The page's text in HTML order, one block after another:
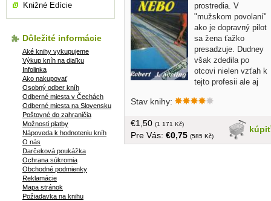
prostredia. V
"mužskom povolaní"
ako je dopravný pilot
sa žena ťažko
presadzuje. Dudney
však zdedila po
otcovi nielen vzťah k
tejto profesii ale aj
však predsa zlyhá v kritickej situácii
senzitivita. Ako to zvládne?...
brožovaná, 325 strán
Stav knihy:
kúpiť
€1,50 (1 171 Kč)
Pre Vás: €0,75 (585 Kč)
Knižné Edície
Dôležité informácie
Aké knihy vykupujeme
Výkup kníh na diaľku
Infolinka
Ako nakupovať
Osobný odber kníh
Odberné miesta v Čechách
Odberné miesta na Slovensku
Poštovné do zahraničia
Možnosti platby
Nápoveda k hodnoteniu kníh
O nás
Darčeková poukážka
Ochrana súkromia
Obchodné podmienky
Reklamácie
Mapa stránok
Požiadavka na knihu